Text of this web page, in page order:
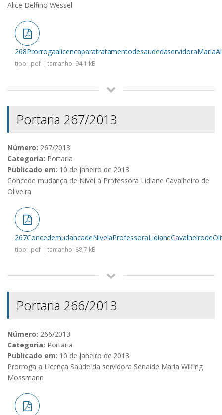
Alice Delfino Wessel
tipo: .pdf | tamanho: 94,1 kB
Portaria 267/2013
Número: 267/2013
Categoria: Portaria
Publicado em: 10 de janeiro de 2013
Concede mudança de Nível à Professora Lidiane Cavalheiro de
Oliveira
tipo: .pdf | tamanho: 88,7 kB
Portaria 266/2013
Número: 266/2013
Categoria: Portaria
Publicado em: 10 de janeiro de 2013
Prorroga a Licença Saúde da servidora Senaide Maria Wilfing
Mossmann